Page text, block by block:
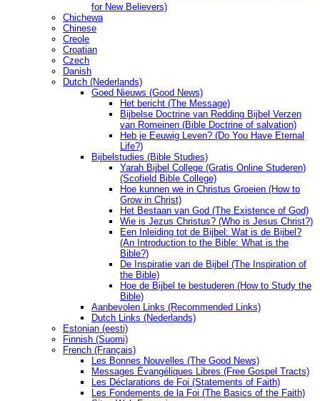
for New Believers)
Chichewa
Chinese
Creole
Croatian
Czech
Danish
Dutch (Nederlands)
Goed Nieuws (Good News)
Het bericht (The Message)
Bijbelse Doctrine van Redding Bijbel Verzen
van Romeinen (Bible Doctrine of salvation)
Heb je Eeuwig Leven? (Do You Have Eternal
Life?)
Bijbelstudies (Bible Studies)
Yarah Bijbel College (Gratis Online Studeren)
(Scofield Bible College)
Hoe kunnen we in Christus Groeien (How to
Grow in Christ)
Het Bestaan ​​van God (The Existence of God)
Wie is Jezus Christus? (Who is Jesus Christ?)
Een Inleiding tot de Bijbel: Wat is de Bijbel?
(An Introduction to the Bible: What is the
Bible?)
De Inspiratie van de Bijbel (The Inspiration of
the Bible)
Hoe de Bijbel te bestuderen (How to Study the
Bible)
Aanbevolen Links (Recommended Links)
Dutch Links (Nederlands)
Estonian (eesti)
Finnish (Suomi)
French (Français)
Les Bonnes Nouvelles (The Good News)
Messages Ėvangéliques Libres (Free Gospel Tracts)
Les Déclarations de Foi (Statements of Faith)
Les Fondements de la Foi (The Basics of the Faith)